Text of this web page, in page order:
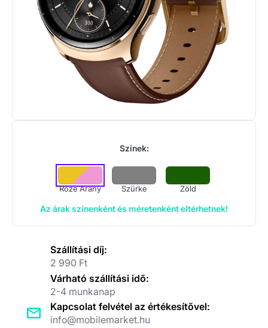
Színek:
Rozé Arany Szürke Zöld
Az árak színenként és méretenként eltérhetnek!
Szállítási díj:
2 990 Ft
Várható szállítási idő:
2-4 munkanap
Kapcsolat felvétel az értékesítővel:
info@mobilemarket.hu